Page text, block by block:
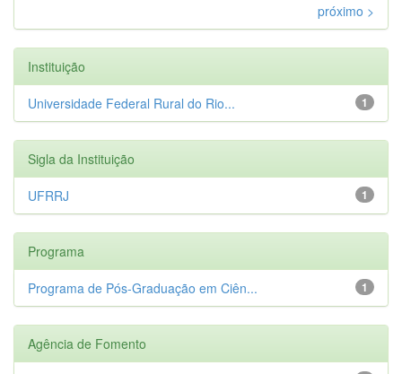
próximo >
Instituição
1
Universidade Federal Rural do Rio...
Sigla da Instituição
1
UFRRJ
Programa
1
Programa de Pós-Graduação em Ciên...
Agência de Fomento